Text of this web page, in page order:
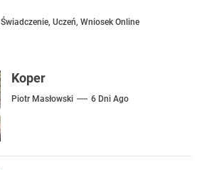
Świadczenie, Uczeń, Wniosek Online
Koper
Piotr Masłowski 6 Dni Ago